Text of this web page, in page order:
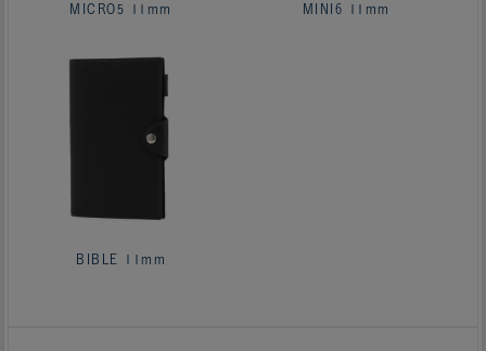
MICRO5 11mm MINI6 11mm
BIBLE 11mm